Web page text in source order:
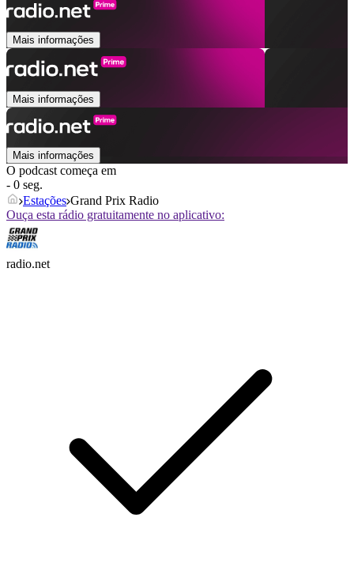
Mais informações
Mais informações
Mais informações
O podcast começa em
- 0 seg.
Estações Grand Prix Radio
Ouça esta rádio gratuitamente no aplicativo:
radio.net